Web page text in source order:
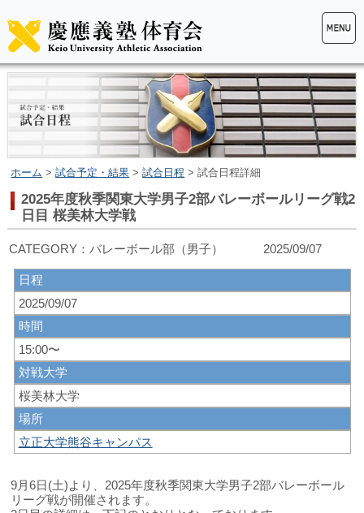
ホーム >試合予定・結果 >試合日程 > 試合日程詳細
2025年度秋季関東大学男子2部バレーボールリーグ戦2
日目 桜美林大学戦
CATEGORY：バレーボール部（男子） 2025/09/07
日程
2025/09/07
時間
15:00〜
対戦大学
桜美林大学
場所
立正大学熊谷キャンパス
9月6日(土)より、2025年度秋季関東大学男子2部バレーボール
リーグ戦が開催されます。